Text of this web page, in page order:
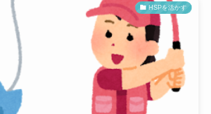
HSPを活かす